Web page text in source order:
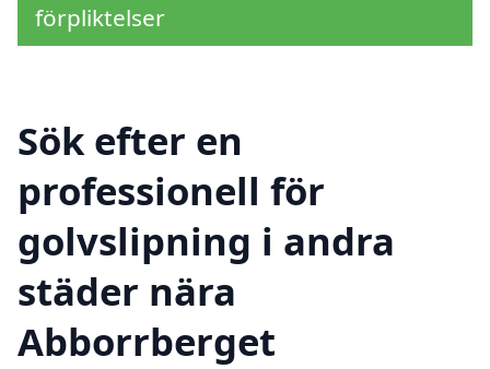
förpliktelser
Sök efter en
professionell för
golvslipning i andra
städer nära
Abborrberget